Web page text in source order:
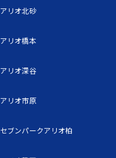
アリオ北砂
アリオ橋本
アリオ深谷
アリオ市原
セブンパークアリオ柏